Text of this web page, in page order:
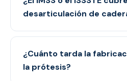
desarticulación de
¿Cuánto tarda la
la prótesis?